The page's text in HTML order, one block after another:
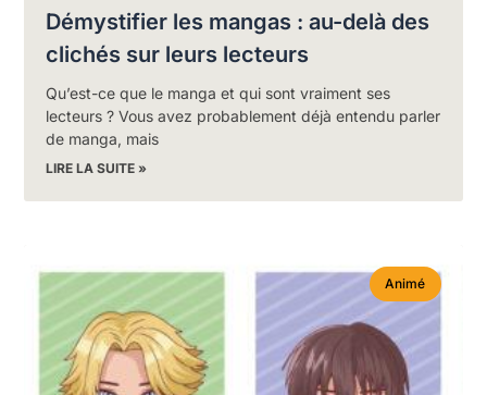
Démystifier les mangas : au-delà des
clichés sur leurs lecteurs
Qu’est-ce que le manga et qui sont vraiment ses
lecteurs ? Vous avez probablement déjà entendu parler
de manga, mais
LIRE LA SUITE »
Animé